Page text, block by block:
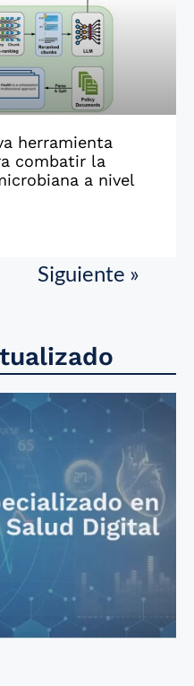
herramienta
combatir la
a nivel
Siguiente »